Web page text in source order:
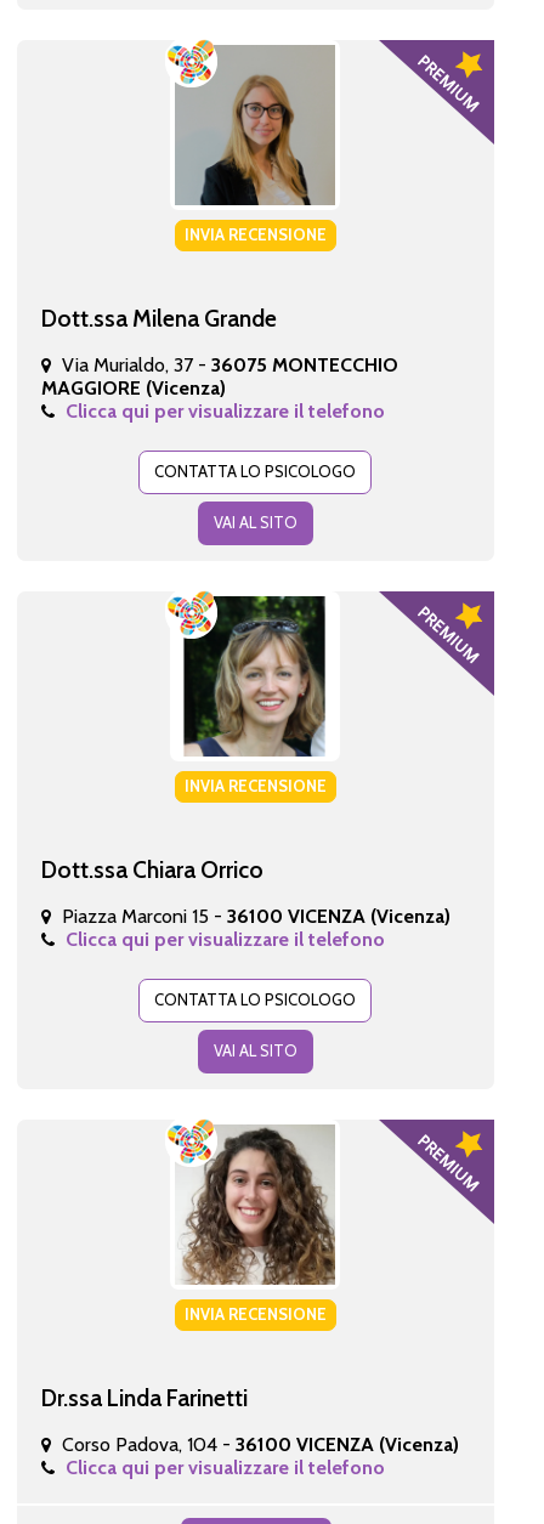
INVIA RECENSIONE
Dott.ssa Milena Grande
Via Murialdo, 37 - 36075 MONTECCHIO
MAGGIORE (Vicenza)
Clicca qui per visualizzare il telefono
CONTATTA LO PSICOLOGO
VAI AL SITO
INVIA RECENSIONE
Dott.ssa Chiara Orrico
Piazza Marconi 15 - 36100 VICENZA (Vicenza)
Clicca qui per visualizzare il telefono
CONTATTA LO PSICOLOGO
VAI AL SITO
INVIA RECENSIONE
Dr.ssa Linda Farinetti
Corso Padova, 104 - 36100 VICENZA (Vicenza)
Clicca qui per visualizzare il telefono